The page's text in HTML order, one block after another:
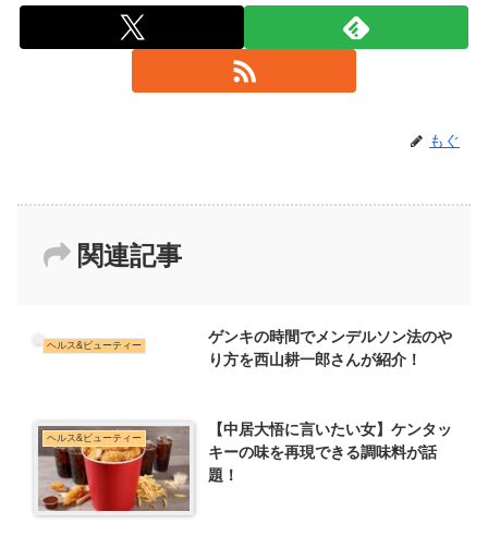
もぐ
関連記事
ヘルス&ビューティー
ゲンキの時間でメンデルソン法のや
り方を西山耕一郎さんが紹介！
ヘルス&ビューティー
【中居大悟に言いたい女】ケンタッ
キーの味を再現できる調味料が話
題！